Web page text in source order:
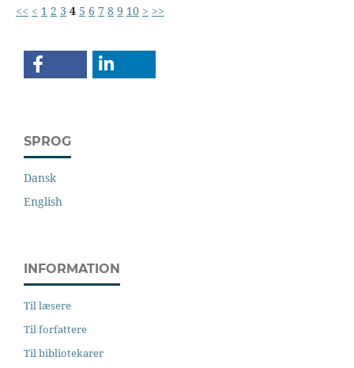
<< < 1 2 3 4 5 6 7 8 9 10 > >>
SPROG
Dansk
English
INFORMATION
Til læsere
Til forfattere
Til bibliotekarer